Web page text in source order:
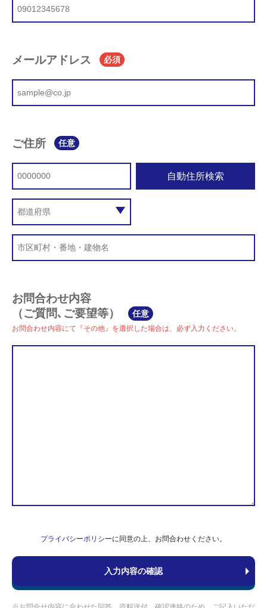
メールアドレス 必須
ご住所 任意
自動住所検索
お問合わせ内容
（ご質問､ご要望等）
任意
お問合わせ内容にて『その他』を選択した場合は、必ず入力ください。
プライバシーポリシーに同意の上、お問合わせください。